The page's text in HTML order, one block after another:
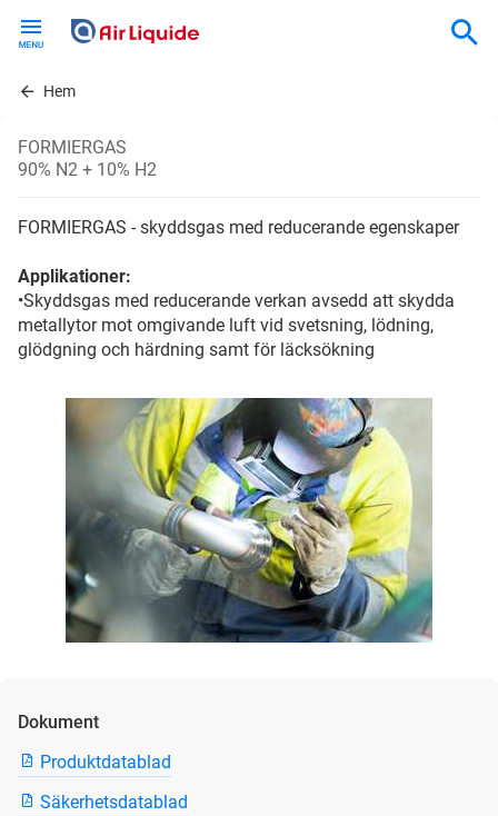
contentHem
FORMIERGAS
90% N2 + 10% H2
FORMIERGAS - skyddsgas med reducerande egenskaper
Applikationer:
•Skyddsgas med reducerande verkan avsedd att skydda
metallytor mot omgivande luft vid svetsning, lödning,
glödgning och härdning samt för läcksökning
Dokument
Produktdatablad
Säkerhetsdatablad